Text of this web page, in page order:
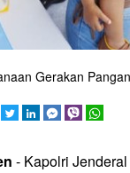
Gerakan
- Kapolri